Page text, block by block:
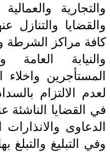
والتجارية
والقضايا والتنازل
كافة مراكز الشرطة
والنيابة
المستأجرين
لعدم الالتزام
في القضايا
الدعاوى
وفي التبليغ والتبلغ